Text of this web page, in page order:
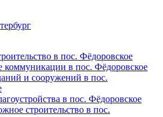
в пос. Фёдоровское
в пос. Фёдоровское
и сооружений в пос.
в пос. Фёдоровское
строительство в пос.